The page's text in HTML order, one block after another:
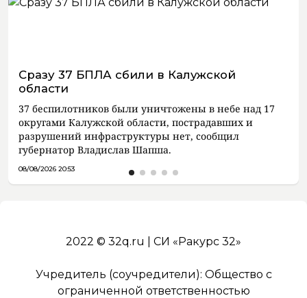
Сразу 37 БПЛА сбили в Калужской
области
37 беспилотников были уничтожены в небе над 17
округами Калужской области, пострадавших и
разрушений инфраструктуры нет, сообщил
губернатор Владислав Шапша.
08/08/2026 20:53
2022 © 32q.ru | СИ «Ракурс 32»
Учредитель (соучредители): Общество с
ограниченной ответственностью